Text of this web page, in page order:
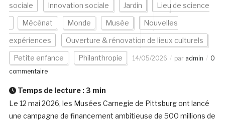
sociale Innovation sociale Jardin Lieu de science
Mécénat Monde Musée Nouvelles
expériences Ouverture & rénovation de lieux culturels
Petite enfance Philanthropie 14/05/2026 par admin
0
commentaire
Temps de lecture : 3 min
Le 12 mai 2026, les Musées Carnegie de Pittsburg ont lancé
une campagne de financement ambitieuse de 500 millions de